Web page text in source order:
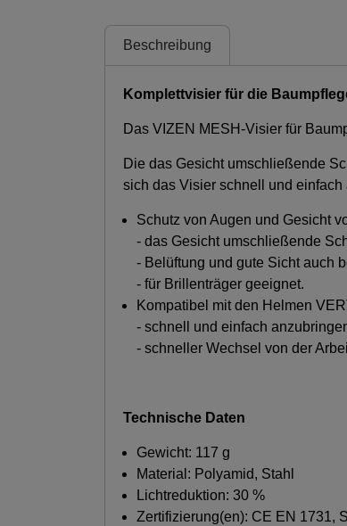
Beschreibung
Komplettvisier für die
Das VIZEN MESH-Visier für
Die das Gesicht umschließende
sich das Visier schnell und
Schutz von Augen und Gesicht
- das Gesicht umschließende
- Belüftung und gute Sicht auch
- für Brillenträger geeignet.
Kompatibel mit den Helmen
- schnell und einfach
- schneller Wechsel von der
Technische Daten
Gewicht: 117 g
Material: Polyamid, Stahl
Lichtreduktion: 30 %
Zertifizierung(en): CE EN 1731,